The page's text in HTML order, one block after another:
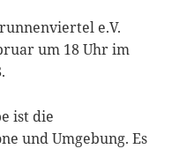
e.V.
um 18 Uhr im
ist die
und Umgebung. Es